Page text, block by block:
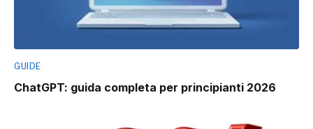
GUIDE
ChatGPT: guida completa per principianti 2026